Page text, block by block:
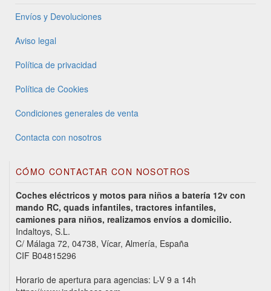
Envíos y Devoluciones
Aviso legal
Política de privacidad
Política de Cookies
Condiciones generales de venta
Contacta con nosotros
CÓMO CONTACTAR CON NOSOTROS
Coches eléctricos y motos para niños a batería 12v con
mando RC, quads infantiles, tractores infantiles,
camiones para niños, realizamos envíos a domicilio.
Indaltoys, S.L.
C/ Málaga 72, 04738, Vícar, Almería, España
CIF B04815296
Horario de apertura para agencias: L-V 9 a 14h